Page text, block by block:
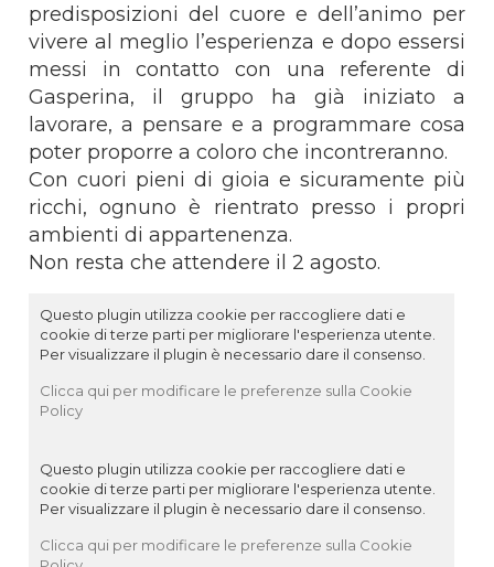
predisposizioni del cuore e dell’animo per
vivere al meglio l’esperienza e dopo essersi
messi in contatto con una referente di
Gasperina, il gruppo ha già iniziato a
lavorare, a pensare e a programmare cosa
poter proporre a coloro che incontreranno.
Con cuori pieni di gioia e sicuramente più
ricchi, ognuno è rientrato presso i propri
ambienti di appartenenza.
Non resta che attendere il 2 agosto.
Questo plugin utilizza cookie per raccogliere dati e
cookie di terze parti per migliorare l'esperienza utente.
Per visualizzare il plugin è necessario dare il consenso.
Clicca qui per modificare le preferenze sulla Cookie
Policy
Questo plugin utilizza cookie per raccogliere dati e
cookie di terze parti per migliorare l'esperienza utente.
Per visualizzare il plugin è necessario dare il consenso.
Clicca qui per modificare le preferenze sulla Cookie